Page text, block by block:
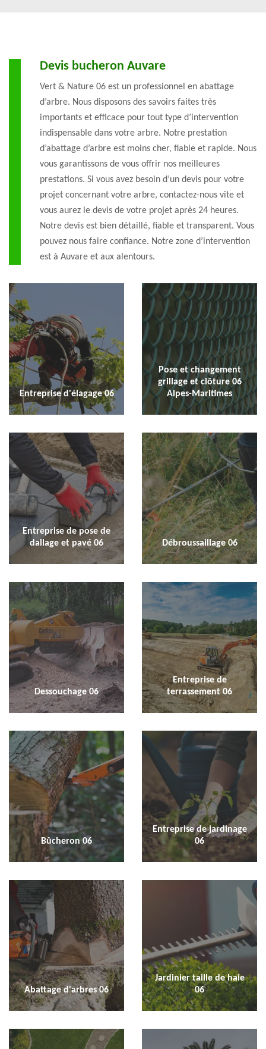
Devis bucheron Auvare
Vert & Nature 06 est un professionnel en abattage
d’arbre. Nous disposons des savoirs faites très
importants et efficace pour tout type d’intervention
indispensable dans votre arbre. Notre prestation
d’abattage d’arbre est moins cher, fiable et rapide. Nous
vous garantissons de vous offrir nos meilleures
prestations. Si vous avez besoin d’un devis pour votre
projet concernant votre arbre, contactez-nous vite et
vous aurez le devis de votre projet après 24 heures.
Notre devis est bien détaillé, fiable et transparent. Vous
pouvez nous faire confiance. Notre zone d’intervention
est à Auvare et aux alentours.
Entreprise d'élagage 06
Pose et changement
grillage et clôture 06
Alpes-Maritimes
Entreprise de pose de
dallage et pavé 06
Débroussaillage 06
Dessouchage 06
Entreprise de
terrassement 06
Bûcheron 06
Entreprise de jardinage
06
Abattage d'arbres 06
Jardinier taille de haie
06